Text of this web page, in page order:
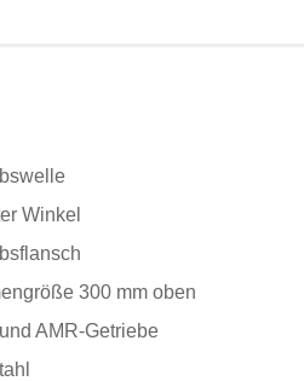
Winkel
300 mm oben
AMR-Getriebe